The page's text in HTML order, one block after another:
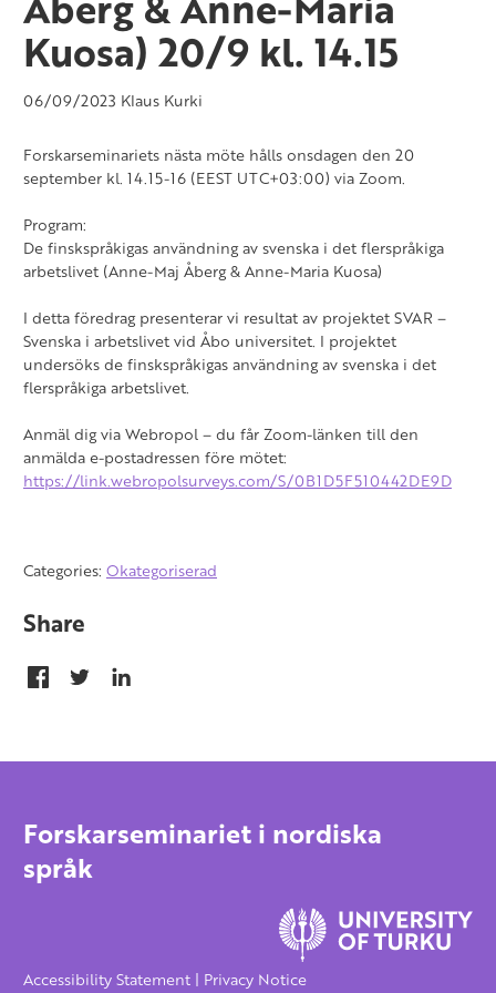
Kuosa) 20/9 kl. 14.15
06/09/2023 Klaus Kurki
Forskarseminariets nästa möte hålls onsdagen den 20
september kl. 14.15-16 (EEST UTC+03:00) via Zoom.
Program:
De finskspråkigas användning av svenska i det flerspråkiga
arbetslivet (Anne-Maj Åberg & Anne-Maria Kuosa)
I detta föredrag presenterar vi resultat av projektet SVAR –
Svenska i arbetslivet vid Åbo universitet. I projektet
undersöks de finskspråkigas användning av svenska i det
flerspråkiga arbetslivet.
Anmäl dig via Webropol – du får Zoom-länken till den
anmälda e-postadressen före mötet:
https://link.webropolsurveys.com/S/0B1D5F510442DE9D
Categories: Okategoriserad
Share
Forskarseminariet i nordiska
språk
Accessibility Statement | Privacy Notice